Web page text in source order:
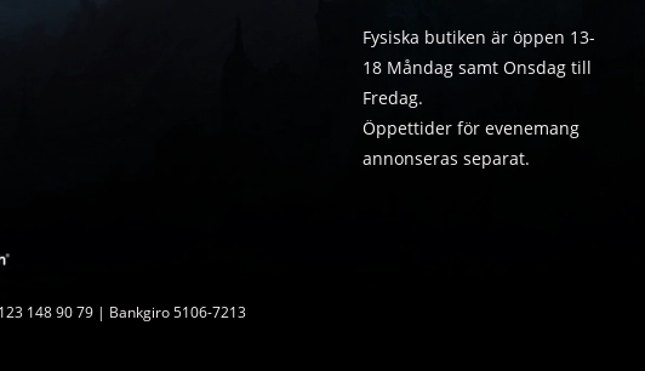
Fysiska butiken är öppen 13-
18 Måndag samt Onsdag till
Fredag.
Öppettider för evenemang
annonseras separat.
148 90 79 | Bankgiro 5106-7213